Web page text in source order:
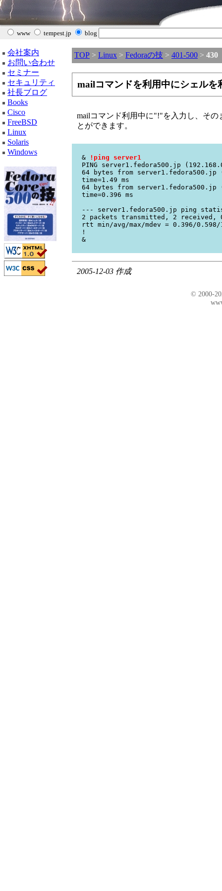
www tempest.jp blog
会社案内
お問い合わせ
セミナー
セキュリティ
社長ブログ
Books
Cisco
FreeBSD
Linux
Solaris
Windows
TOP > Linux > Fedoraの技 > 401-500 > 430
mailコマンドを利用中にシェルを
mailコマンド利用中に"!"を入力し、そ
とができます。
&
!ping server1
PING server1.fedora500.jp
64 bytes from server1.fedora500.jp
time=1.49 ms
64 bytes from server1.fedora500.jp
time=0.396 ms
--- server1.fedora500.jp ping
2 packets transmitted, 2 received,
rtt min/avg/max/mdev = 0.396/
!
&
2005-12-03 作成
© 2000-